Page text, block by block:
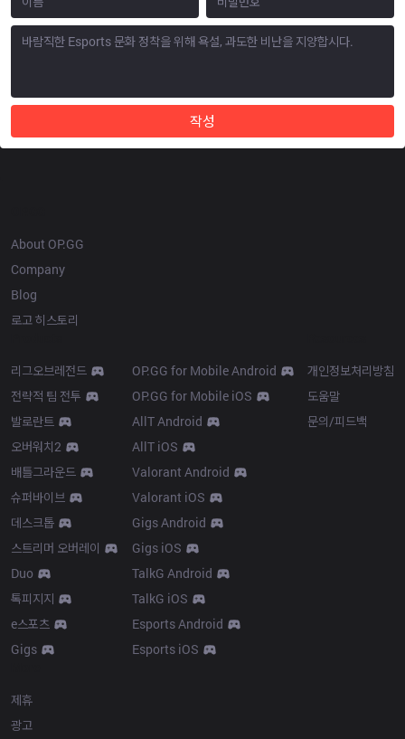
작성
About OP.GG
Company
Blog
로고 히스토리
리그오브레전드
전략적 팀 전투
발로란트
오버워치2
배틀그라운드
슈퍼바이브
데스크톱
스트리머 오버레이
Duo
톡피지지
e스포츠
Gigs
OP.GG for Mobile Android
OP.GG for Mobile iOS
AllT Android
AllT iOS
Valorant Android
Valorant iOS
Gigs Android
Gigs iOS
TalkG Android
TalkG iOS
Esports Android
Esports iOS
개인정보처리방침
도움말
문의/피드백
제휴
광고